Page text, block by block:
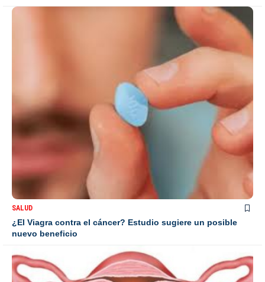
SALUD
¿El Viagra contra el cáncer? Estudio sugiere un posible
nuevo beneficio